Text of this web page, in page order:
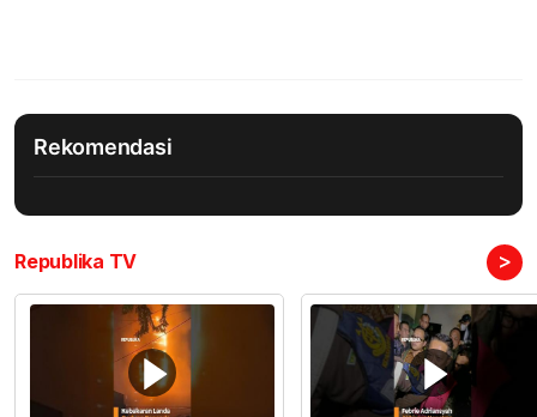
Rekomendasi
Republika TV >